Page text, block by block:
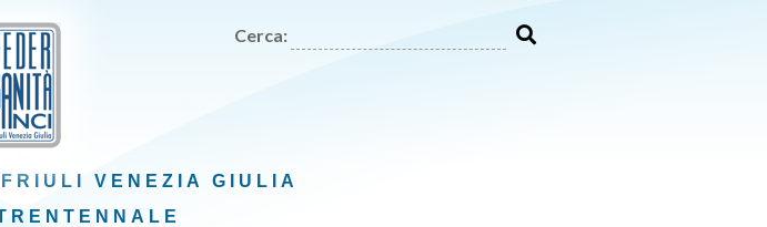
Cerca:
FRIULI VENEZIA GIULIA